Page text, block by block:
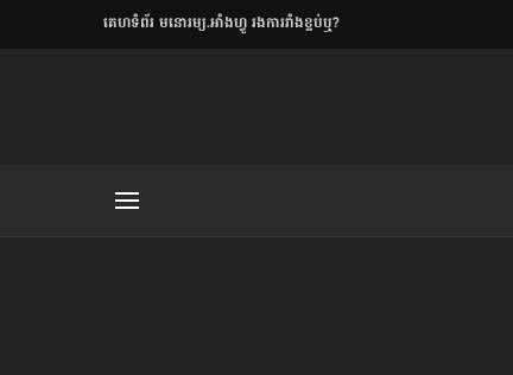
​គេហទំព័រ មនោរម្យ.អាំងហ្វូ រងការរាំងខ្ទប់ឬ?